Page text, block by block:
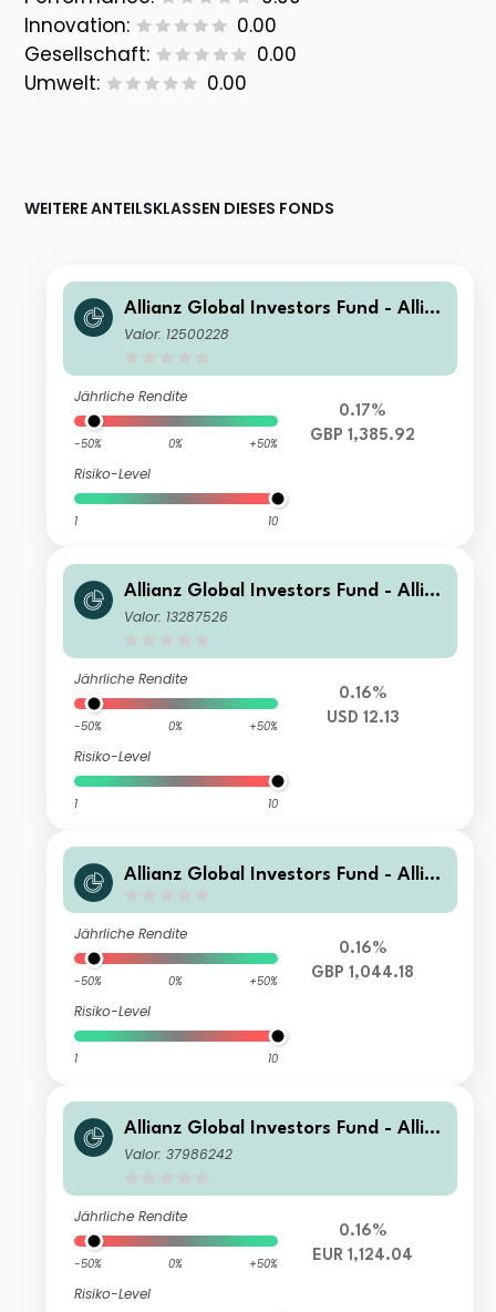
Innovation:
0.00
Gesellschaft:
0.00
Umwelt:
0.00
WEITERE ANTEILSKLASSEN DIESES FONDS
Allianz Global Investors Fund - Allia
nz Emerging Markets Select Bond W
Valor: 12500228
Jährliche Rendite
-50% 0% +50%
Risiko-Level
1 10
0.17%
GBP 1,385.92
Allianz Global Investors Fund - Allia
nz Emerging Markets Select Bond CT
Valor: 13287526
Jährliche Rendite
-50% 0% +50%
Risiko-Level
1 10
0.16%
USD 12.13
Allianz Global Investors Fund - Allia
Q (H2-GBP)
Jährliche Rendite
-50% 0% +50%
Risiko-Level
1 10
0.16%
GBP 1,044.18
Allianz Global Investors Fund - Allia
nz Emerging Markets Select Bond W
Valor: 37986242
Jährliche Rendite
-50% 0% +50%
Risiko-Level
0.16%
EUR 1,124.04